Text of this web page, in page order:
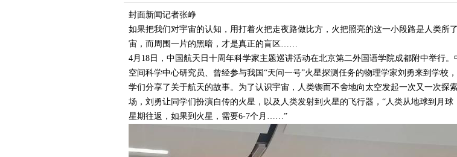
封面新闻记者张峥
如果把我们对宇宙的认知，用打着火把走夜路做比方，火把照亮的这一小段路是人类所
宙，而周围一片的黑暗，才是真正的盲区……
4月18日，中国航天日十周年科学家主题巡讲活动在北京第二外国语学院成都附中举行。
空间科学中心研究员、曾经参与我国“天问一号”火星探测任务的物理学家刘勇来到学校
学们分享了关于航天的故事。为了认识宇宙，人类锲而不舍地向太空发起一次又一次探
场，刘勇让同学们扮演自传的火星，以及人类发射到火星的飞行器，“人类从地球到月球
星期往返，如果到火星，需要6-7个月……”